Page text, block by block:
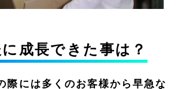
成長できた事は？
際には多くのお客様から早急な